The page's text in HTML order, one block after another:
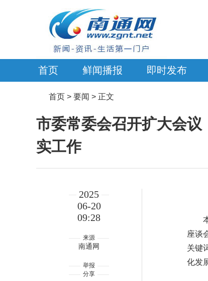
首页 鲜闻播报 即时发布
首页 > 要闻 > 正文
市委常委会召开扩大会议
实工作
2025
06-20
09:28
来源
南通网
举报
分享
座谈
关键
化发